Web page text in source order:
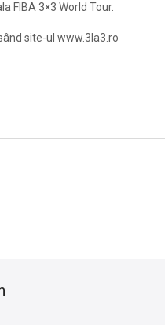
FIBA 3×3 World Tour.
site-ul www.3la3.ro